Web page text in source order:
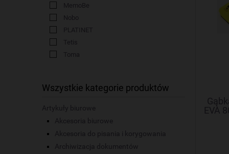
MemoBe
Nobo
PLATINET
Tetis
Toma
Wszystkie kategorie produktów
Artykuły biurowe
Akcesoria biurowe
Akcesoria do pisania i korygowania
Archiwizacja dokumentów
EVA